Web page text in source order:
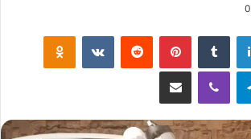
0
لينكدإن بينتيريست
تيلقرام ڤايبر مشاركة عبر البريد